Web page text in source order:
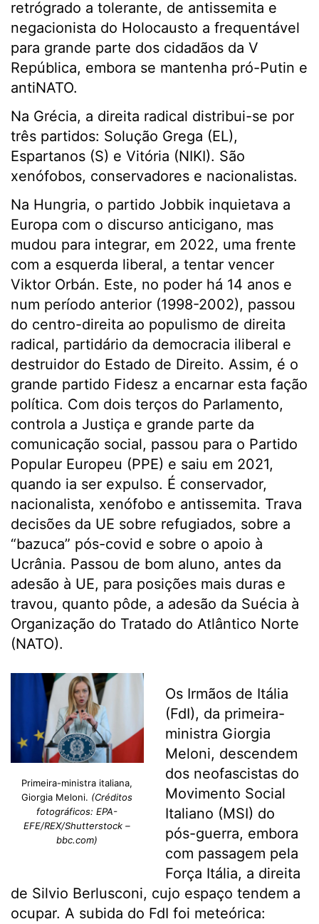
retrógrado a tolerante, de antissemita e
negacionista do Holocausto a frequentável
para grande parte dos cidadãos da V
República, embora se mantenha pró-Putin e
antiNATO.
Na Grécia, a direita radical distribui-se por
três partidos: Solução Grega (EL),
Espartanos (S) e Vitória (NIKI). São
xenófobos, conservadores e nacionalistas.
Na Hungria, o partido Jobbik inquietava a
Europa com o discurso anticigano, mas
mudou para integrar, em 2022, uma frente
com a esquerda liberal, a tentar vencer
Viktor Orbán. Este, no poder há 14 anos e
num período anterior (1998-2002), passou
do centro-direita ao populismo de direita
radical, partidário da democracia iliberal e
destruidor do Estado de Direito. Assim, é o
grande partido Fidesz a encarnar esta fação
política. Com dois terços do Parlamento,
controla a Justiça e grande parte da
comunicação social, passou para o Partido
Popular Europeu (PPE) e saiu em 2021,
quando ia ser expulso. É conservador,
nacionalista, xenófobo e antissemita. Trava
decisões da UE sobre refugiados, sobre a
“bazuca” pós-covid e sobre o apoio à
Ucrânia. Passou de bom aluno, antes da
adesão à UE, para posições mais duras e
travou, quanto pôde, a adesão da Suécia à
Organização do Tratado do Atlântico Norte
(NATO).
Primeira-ministra italiana,
Giorgia Meloni. (Créditos
fotográficos: EPA-
EFE/REX/Shutterstock –
bbc.com)
Os Irmãos de Itália
(FdI), da primeira-
ministra Giorgia
Meloni, descendem
dos neofascistas do
Movimento Social
Italiano (MSI) do
pós-guerra, embora
com passagem pela
Força Itália, a direita
de Silvio Berlusconi, cujo espaço tendem a
ocupar. A subida do FdI foi meteórica: